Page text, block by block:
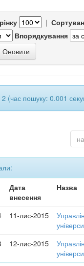
|
Впорядкування
2 (час пошуку: 0.001
Дата
внесення
Назва
11-лис-2015
12-лис-2015